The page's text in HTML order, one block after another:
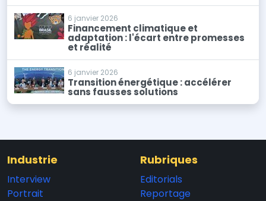
6 janvier 2026
Financement climatique et
adaptation : l'écart entre promesses
et réalité
6 janvier 2026
Transition énergétique : accélérer
sans fausses solutions
Industrie
Interview
Portrait
Rubriques
Editorials
Reportage